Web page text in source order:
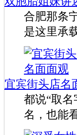
合肥那条
是这里承
宜宾街头店名
都说“取
名，也能